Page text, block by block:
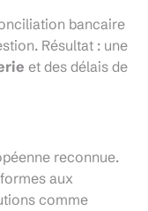
bancaire
Résultat : une
et des délais de
reconnue.
aux
comme